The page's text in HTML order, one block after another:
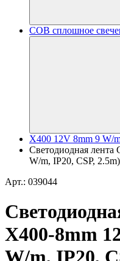
COB сплошное
X400 12V 8mm 9 W/
Светодиодная
W/m, IP20, CSP,
Арт.: 039044
X400-8mm